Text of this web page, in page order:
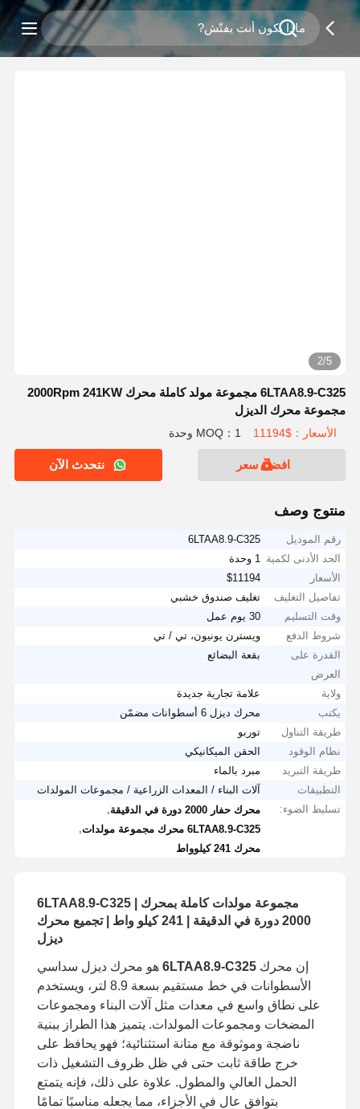
2/5
6LTAA8.9-C325 مجموعة مولد كاملة محرك 2000Rpm 241KW
مجموعة محرك الديزل
الأسعار：$11194 MOQ：1 وحدة
افضل سعر نتحدث الآن
منتوج وصف
رقم الموديل
6LTAA8.9-C325
الحد الأدنى لكمية
1 وحدة
الأسعار
$11194
تفاصيل التغليف
تغليف صندوق خشبي
وقت التسليم
30 يوم عمل
شروط الدفع
ويسترن يونيون، تي / تي
القدرة على
العرض
بقعة البضائع
ولاية
علامة تجارية جديدة
يكتب
محرك ديزل 6 أسطوانات مضمّن
طريقة التناول
توربو
نظام الوقود
الحقن الميكانيكي
طريقة التبريد
مبرد بالماء
التطبيقات
آلات البناء / المعدات الزراعية / مجموعات المولدات
تسليط الضوء:
محرك حفار 2000 دورة في الدقيقة
6LTAA8.9-C325 محرك مجموعة مولدات
محرك 241 كيلوواط
مجموعة مولدات كاملة بمحرك 6LTAA8.9-C325 |
2000 دورة في الدقيقة | 241 كيلو واط | تجميع محرك
ديزل
إن محرك6LTAA8.9-C325 هو محرك ديزل سداسي
الأسطوانات في خط مستقيم بسعة 8.9 لتر، ويستخدم
على نطاق واسع في معدات مثل آلات البناء ومجموعات
المضخات ومجموعات المولدات. يتميز هذا الطراز ببنية
ناضجة وموثوقة مع متانة استثنائية؛ فهو يحافظ على
خرج طاقة ثابت حتى في ظل ظروف التشغيل ذات
الحمل العالي والمطول. علاوة على ذلك، فإنه يتمتع
بتوافق عالٍ في الأجزاء، مما يجعله مناسبًا تمامًا